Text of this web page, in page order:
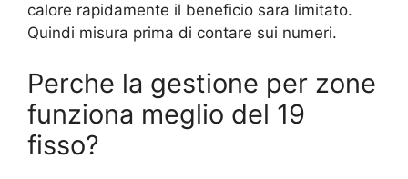
calore rapidamente il beneficio sara limitato.
Quindi misura prima di contare sui numeri.
Perche la gestione per zone
funziona meglio del 19
fisso?